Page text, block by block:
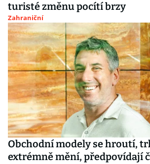
turisté změnu pocítí brzy
Zahraniční
Obchodní modely se hroutí,
extrémně mění, předpovídají